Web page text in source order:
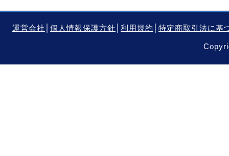
運営会社 個人情報保護方針 利用規約 特定商取引法に基